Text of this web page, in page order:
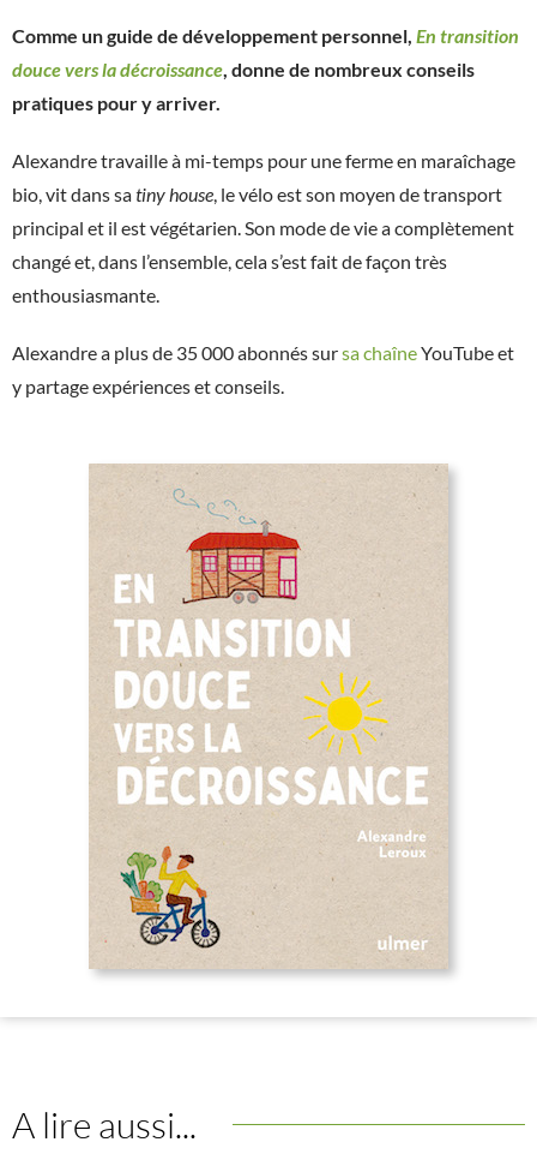
Comme un guide de développement personnel, En transition
douce vers la décroissance , donne de nombreux conseils
pratiques pour y arriver.
Alexandre travaille à mi-temps pour une ferme en maraîchage
bio, vit dans satiny house , le vélo est son moyen de transport
principal et il est végétarien. Son mode de vie a complètement
changé et, dans l’ensemble, cela s’est fait de façon très
enthousiasmante.
Alexandre a plus de 35 000 abonnés sursa chaîneYouTube et
y partage expériences et conseils.
A lire aussi...